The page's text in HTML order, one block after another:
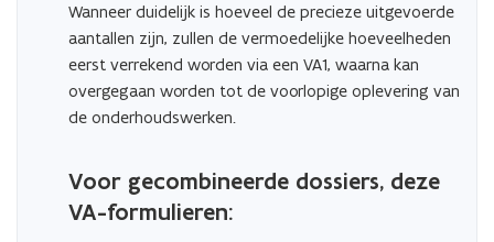
Wanneer duidelijk is hoeveel de precieze uitgevoerde
aantallen zijn, zullen de vermoedelijke hoeveelheden
eerst verrekend worden via een VA1, waarna kan
overgegaan worden tot de voorlopige oplevering van
de onderhoudswerken.
Voor gecombineerde dossiers, deze
VA-formulieren: